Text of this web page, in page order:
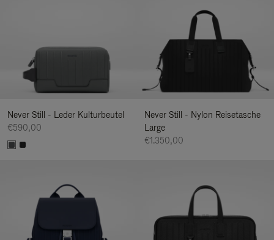
Never Still - Leder Kulturbeutel
€590,00
Never Still - Nylon Reisetasche
Large
€1.350,00